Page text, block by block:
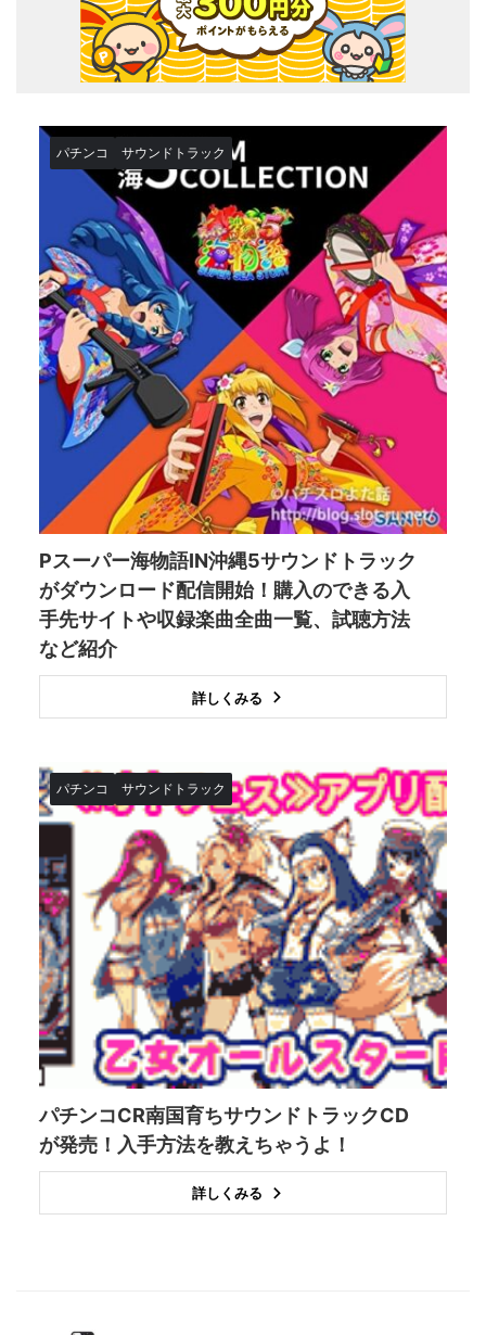
パチンコ サウンドトラック
Pスーパー海物語IN沖縄5サウンドトラック
がダウンロード配信開始！購入のできる入
手先サイトや収録楽曲全曲一覧、試聴方法
など紹介
詳しくみる
パチンコ サウンドトラック
パチンコCR南国育ちサウンドトラックCD
が発売！入手方法を教えちゃうよ！
詳しくみる